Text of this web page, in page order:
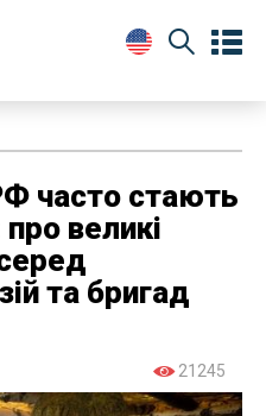
часто стають
великі
та бригад
21245